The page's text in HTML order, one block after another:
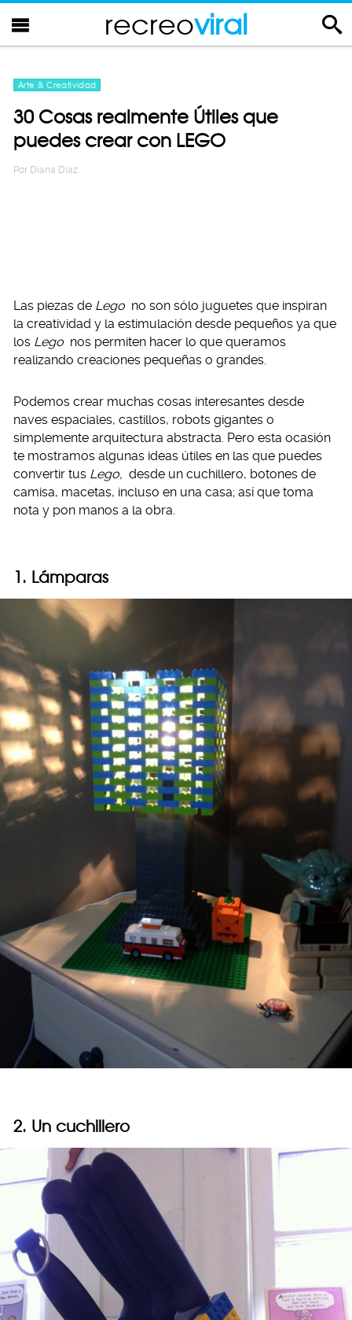
recreoviral
Arte & Creatividad
30 Cosas realmente Útiles que
puedes crear con LEGO
Por Diana Diaz
Las piezas de Lego no son sólo juguetes que inspiran
la creatividad y la estimulación desde pequeños ya que
los Lego nos permiten hacer lo que queramos
realizando creaciones pequeñas o grandes.
Podemos crear muchas cosas interesantes desde
naves espaciales, castillos, robots gigantes o
simplemente arquitectura abstracta. Pero esta ocasión
te mostramos algunas ideas útiles en las que puedes
convertir tus Lego, desde un cuchillero, botones de
camisa, macetas, incluso en una casa; así que toma
nota y pon manos a la obra.
1. Lámparas
2. Un cuchillero